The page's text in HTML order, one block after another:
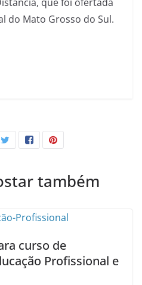
do Mato Grosso do Sul.
também
curso de
Profissional e